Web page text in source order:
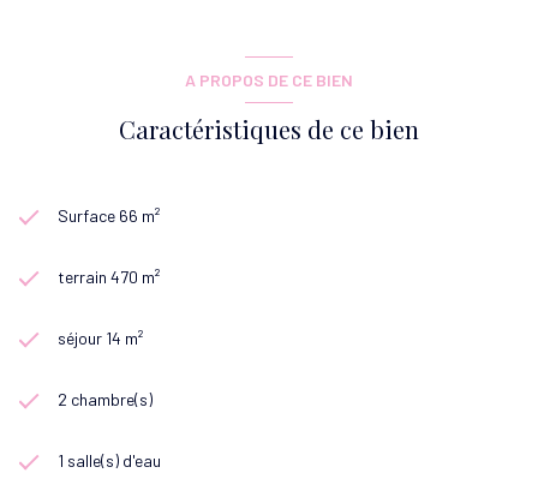
A PROPOS DE CE BIEN
Caractéristiques de ce bien
Surface 66 m²
terrain 470 m²
séjour 14 m²
2 chambre(s)
1 salle(s) d'eau